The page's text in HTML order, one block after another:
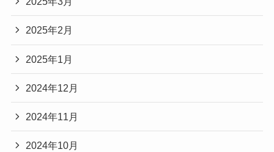
2025年2月
2025年1月
2024年12月
2024年11月
2024年10月